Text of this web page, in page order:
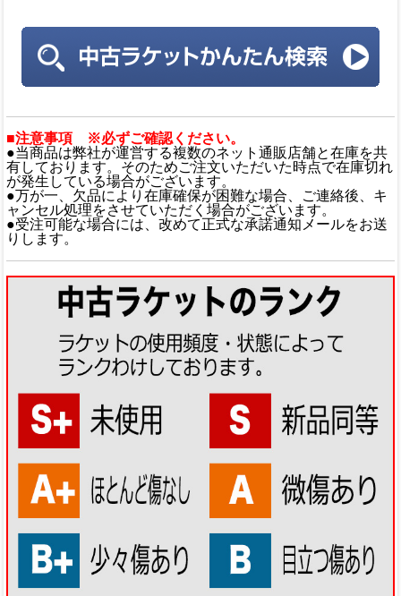
■注意事項 ※必ずご確認ください。
●当商品は弊社が運営する複数のネット通販店舗と在庫を共
有しております。そのためご注文いただいた時点で在庫切れ
が発生している場合がございます。
●万が一、欠品により在庫確保が困難な場合、ご連絡後、キ
ャンセル処理をさせていただく場合がございます。
●受注可能な場合には、改めて正式な承諾通知メールをお送
りします。